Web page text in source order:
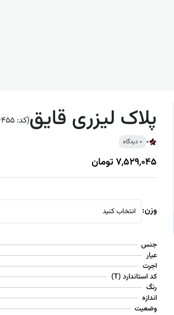
پلاک لیزری قایق(کد: 136455)
0 0 دیدگاه
7,529,045 تومان
وزن: انتخاب کنید
جنس
عیار
اجرت
کد استاندارد (T)
رنگ
اندازه
وضعیت